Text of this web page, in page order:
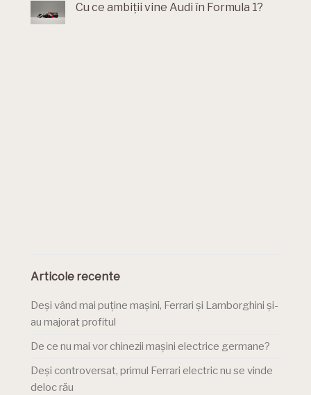
Cu ce ambiții vine Audi în Formula 1?
Articole recente
Deși vând mai puține mașini, Ferrari și Lamborghini și-
au majorat profitul
De ce nu mai vor chinezii mașini electrice germane?
Deși controversat, primul Ferrari electric nu se vinde
deloc rău